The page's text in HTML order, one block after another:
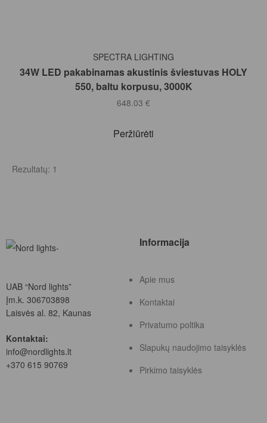
Į KREPŠELĮ
SPECTRA LIGHTING
34W LED pakabinamas akustinis šviestuvas HOLY
550, baltu korpusu, 3000K
648.03 €
Peržiūrėti
Rezultatų: 1
UAB “Nord lights”
Įm.k. 306703898
Laisvės al. 82, Kaunas
Kontaktai:
info@nordlights.lt
+370 615 90769
Informacija
Apie mus
Kontaktai
Privatumo poltika
Slapukų naudojimo taisyklės
Pirkimo taisyklės